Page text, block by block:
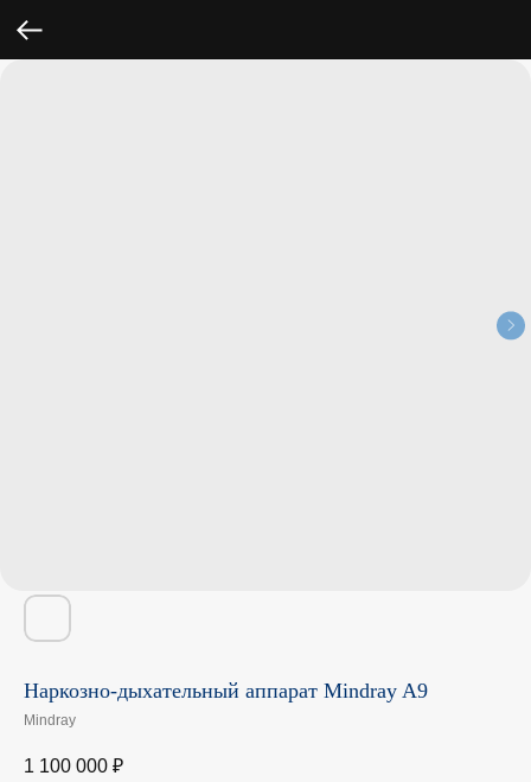
Наркозно-дыхательный аппарат Mindray A9
Mindray
1 100 000 ₽